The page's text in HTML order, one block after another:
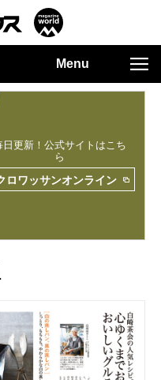
Menu
日更新！公式サイトはこち
ら
ロワッサンオンライン